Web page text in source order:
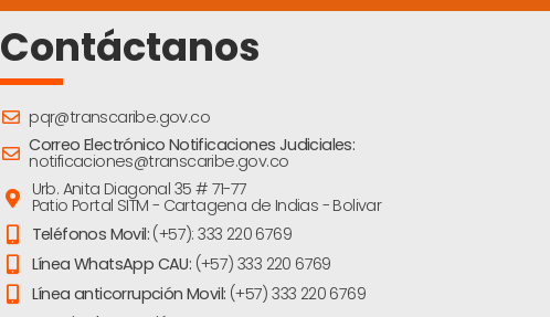
Contáctanos
pqr@transcaribe.gov.co
Correo Electrónico Notificaciones Judiciales:
notificaciones@transcaribe.gov.co
Urb. Anita Diagonal 35 # 71-77
Patio Portal SITM - Cartagena de Indias - Bolivar
Teléfonos Movil: (+57): 333 220 6769
Línea WhatsApp CAU: (+57) 333 220 6769
Línea anticorrupción Movil: (+57) 333 220 6769